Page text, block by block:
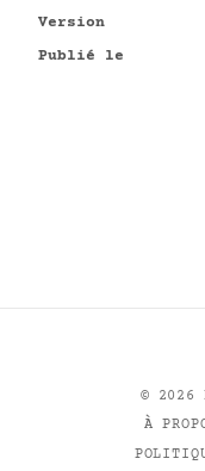
Version
Publié le
© 2026
À